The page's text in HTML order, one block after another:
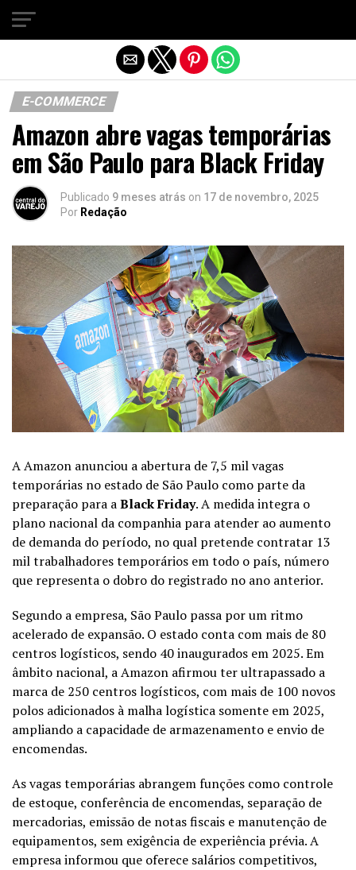
E-COMMERCE
Amazon abre vagas temporárias
em São Paulo para Black Friday
Publicado 9 meses atrás on 17 de novembro, 2025
Por Redação
AAmazon anunciou a abertura de 7,5 mil vagas
temporárias no estado de São Paulo como parte da
preparação para aBlack Friday. A medida integra o
plano nacional da companhia para atender ao aumento
de demanda do período, no qual pretende contratar 13
mil trabalhadores temporários em todo o país, número
que representa o dobro do registrado no ano anterior.
Segundo a empresa, São Paulo passa por um ritmo
acelerado de expansão. O estado conta com mais de 80
centros logísticos, sendo 40 inaugurados em 2025. Em
âmbito nacional, a Amazon afirmou ter ultrapassado a
marca de 250 centros logísticos, com mais de 100 novos
polos adicionados à malha logística somente em 2025,
ampliando a capacidade de armazenamento e envio de
encomendas.
As vagas temporárias abrangem funções como controle
de estoque, conferência de encomendas, separação de
mercadorias, emissão de notas fiscais e manutenção de
equipamentos, sem exigência de experiência prévia. A
empresa informou que oferece salários competitivos,